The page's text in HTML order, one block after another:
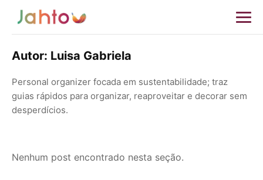
Autor: Luisa Gabriela
Personal organizer focada em sustentabilidade; traz
guias rápidos para organizar, reaproveitar e decorar sem
desperdícios.
Nenhum post encontrado nesta seção.